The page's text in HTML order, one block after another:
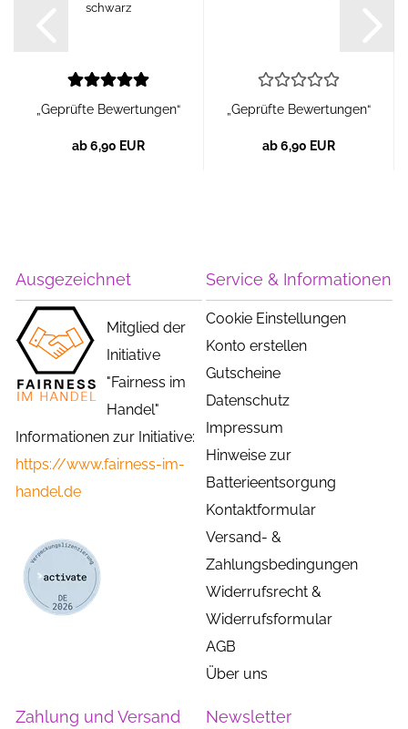
schwarz
„Geprüfte Bewertungen“
ab 6,90 EUR
„Geprüfte Bewertungen“
ab 6,90 EUR
Ausgezeichnet
Mitglied der
Initiative
"Fairness im
Handel"
Informationen zur Initiative:
https://www.fairness-im-
handel.de
Service & Informationen
Cookie Einstellungen
Konto erstellen
Gutscheine
Datenschutz
Impressum
Hinweise zur
Batterieentsorgung
Kontaktformular
Versand- &
Zahlungsbedingungen
Widerrufsrecht &
Widerrufsformular
AGB
Über uns
Zahlung und Versand Newsletter